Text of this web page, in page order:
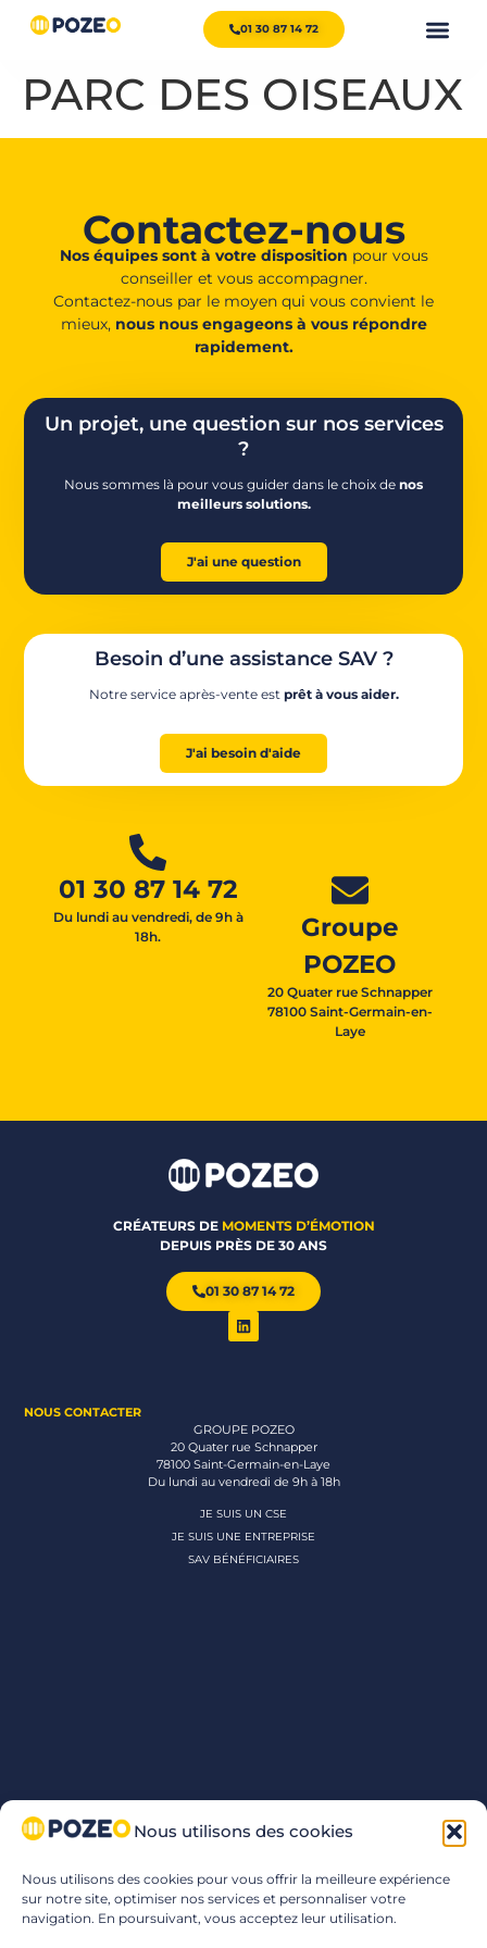
Nous utilisons des cookies
Nous utilisons des cookies pour vous offrir la meilleure expérience
sur notre site, optimiser nos services et personnaliser votre
navigation. En poursuivant, vous acceptez leur utilisation.
01 30 87 14 72
PARC DES OISEAUX
Contactez-nous
Nos équipes sont à votre disposition pour vous
conseiller et vous accompagner.
Contactez-nous par le moyen qui vous convient le
mieux, nous nous engageons à vous répondre
rapidement.
Un projet, une question sur nos services
?
Nous sommes là pour vous guider dans le choix de nos
meilleurs solutions.
J'ai une question
Besoin d’une assistance SAV ?
Notre service après-vente est prêt à vous aider.
J'ai besoin d'aide
01 30 87 14 72
Du lundi au vendredi, de 9h à
18h.
Groupe
POZEO
20 Quater rue Schnapper
78100 Saint-Germain-en-
Laye
CRÉATEURS DE MOMENTS D’ÉMOTION
DEPUIS PRÈS DE 30 ANS
01 30 87 14 72
NOUS CONTACTER
GROUPE POZEO
20 Quater rue Schnapper
78100 Saint-Germain-en-Laye
Du lundi au vendredi de 9h à 18h
JE SUIS UN CSE
JE SUIS UNE ENTREPRISE
SAV BÉNÉFICIAIRES